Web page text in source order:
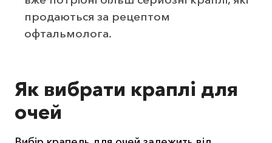
продаються за рецептом
офтальмолога.
Як вибрати краплі для
очей